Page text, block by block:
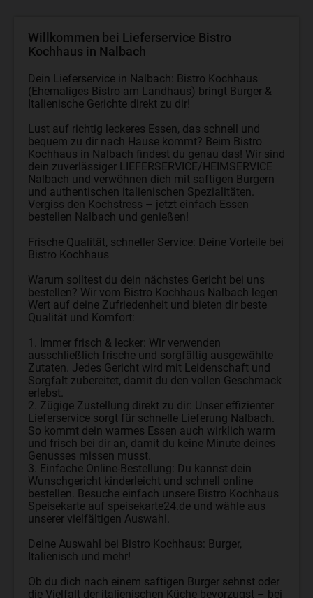
Willkommen bei Lieferservice Bistro
Kochhaus in Nalbach
Dein Lieferservice in Nalbach: Bistro Kochhaus
(Ehemaliges Bistro am Landhaus) bringt Burger &
Italienische Gerichte direkt zu dir!
Lust auf richtig leckeres Essen, das schnell und
bequem zu dir nach Hause kommt? Beim Bistro
Kochhaus in Nalbach findest du genau das! Wir sind
dein zuverlässiger LIEFERSERVICE/HEIMSERVICE
Nalbach und verwöhnen dich mit saftigen Burgern
und authentischen italienischen Spezialitäten.
Vergiss den Kochstress – jetzt einfach Essen
bestellen Nalbach und genießen!
Frische Qualität, schneller Service: Deine Vorteile bei
Bistro Kochhaus
Warum solltest du dein nächstes Gericht bei uns
bestellen? Wir vom Bistro Kochhaus Nalbach legen
Wert auf deine Zufriedenheit und bieten dir beste
Qualität und Komfort:
1. Immer frisch & lecker: Wir verwenden
ausschließlich frische und sorgfältig ausgewählte
Zutaten. Jedes Gericht wird mit Leidenschaft und
Sorgfalt zubereitet, damit du den vollen Geschmack
erlebst.
2. Zügige Zustellung direkt zu dir: Unser effizienter
Lieferservice sorgt für schnelle Lieferung Nalbach.
So kommt dein warmes Essen auch wirklich warm
und frisch bei dir an, damit du keine Minute deines
Genusses missen musst.
3. Einfache Online-Bestellung: Du kannst dein
Wunschgericht kinderleicht und schnell online
bestellen. Besuche einfach unsere Bistro Kochhaus
Speisekarte auf speisekarte24.de und wähle aus
unserer vielfältigen Auswahl.
Deine Auswahl bei Bistro Kochhaus: Burger,
Italienisch und mehr!
Ob du dich nach einem saftigen Burger sehnst oder
die Vielfalt der italienischen Küche bevorzugst – bei